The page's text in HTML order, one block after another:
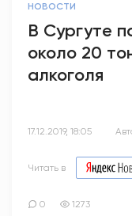
НОВОСТИ
В Сургуте
около 20
алкоголя
17.12.2019, 18:05
Читать в
0 1273